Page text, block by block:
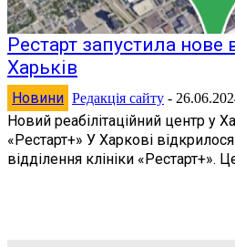
Рестарт запустила нове
Харьків
Новини Редакція сайту -
Новий реабілітаційний центр у
«Рестарт+» У Харкові відкрилося нове реабілітаційне
відділення клініки «Рестарт+».